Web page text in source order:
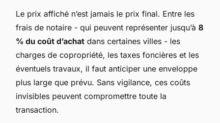
Le prix affiché n’est jamais le prix final. Entre les
frais de notaire - qui peuvent représenter jusqu’à 8
% du coût d’achat dans certaines villes - les
charges de copropriété, les taxes foncières et les
éventuels travaux, il faut anticiper une enveloppe
plus large que prévu. Sans vigilance, ces coûts
invisibles peuvent compromettre toute la
transaction.